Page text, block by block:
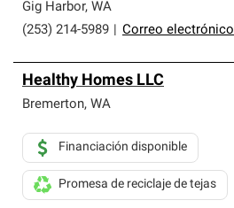
Gig Harbor, WA
(253) 214-5989
Correo electrónico
Healthy Homes LLC
Bremerton, WA
Financiación disponible
Promesa de reciclaje de tejas